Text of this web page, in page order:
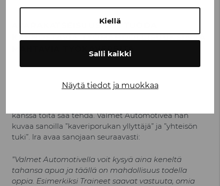
Kiellä
Salli kaikki
Näytä tiedot ja muokkaa
AVARAKATSEISUUS VOI TUODA
KIINNOSTAVIA TYÖMAHDOLLISUUKSIA JA
MAHTAVIA TYÖKAVEREITA
Iran mielestä hänen työssään parasta on uuden
kanssa töitä saa tehdä. Valmet Automotivea hän
kuvaa sanoilla ”kaveriporukan yllyttäjä” ja ”yhteisön
tuki”. Ira avaa sanojaan seuraavasti:
”Valmet Automotivella voit kysyä aina keneltä
tahansa apua ja täällä on mahdollisuus todella
oppia. Esimerkiksi Traineet saavat vastuuta, omia